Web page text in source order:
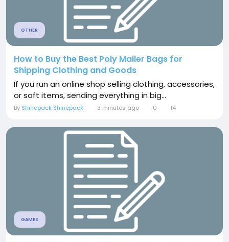
OTHER
How to Buy the Best Poly Mailer Bags for
Shipping Clothing and Goods
If you run an online shop selling clothing, accessories,
or soft items, sending everything in big...
By Shinepack Shinepack 3 minutes ago 0 14
GAMES